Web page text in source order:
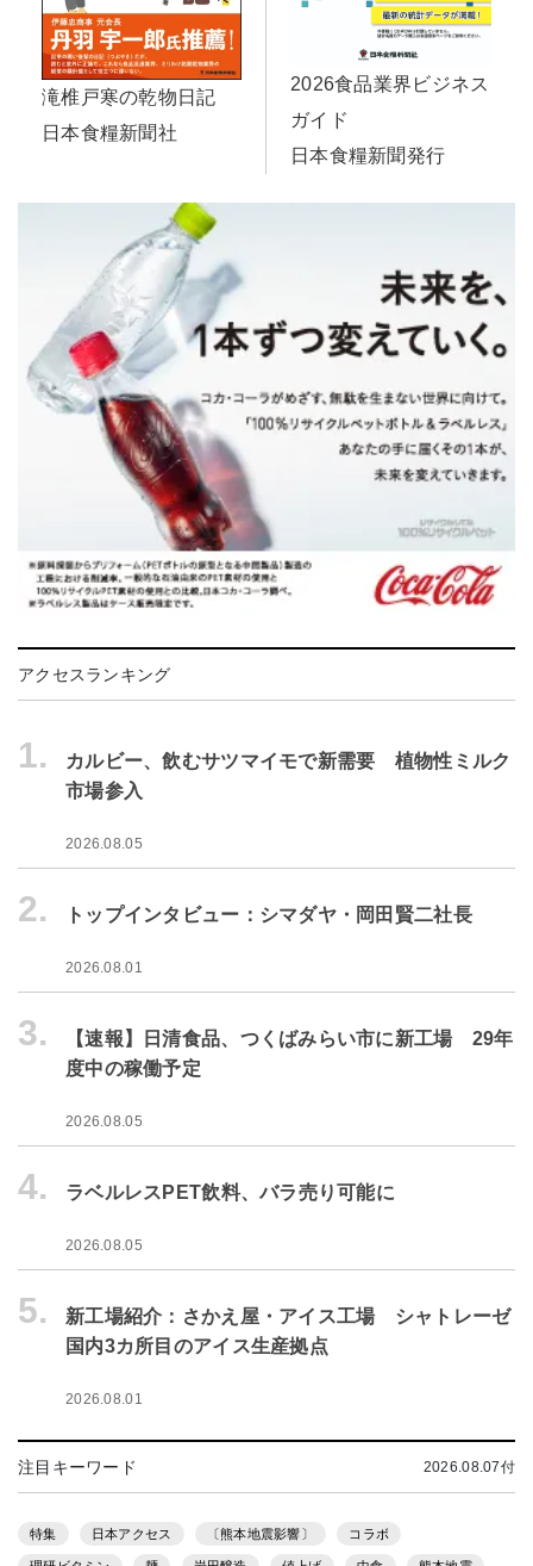
滝椎戸寒の乾物日記
日本食糧新聞社
2026食品業界ビジネス
ガイド
日本食糧新聞発行
アクセスランキング
1.
カルビー、飲むサツマイモで新需要 植物性ミルク
市場参入
2026.08.05
2. トップインタビュー：シマダヤ・岡田賢二社長
2026.08.01
3.
【速報】日清食品、つくばみらい市に新工場 29年
度中の稼働予定
2026.08.05
4. ラベルレスPET飲料、バラ売り可能に
2026.08.05
5.
新工場紹介：さかえ屋・アイス工場 シャトレーゼ
国内3カ所目のアイス生産拠点
2026.08.01
注目キーワード 2026.08.07付
特集 日本アクセス 〔熊本地震影響〕 コラボ